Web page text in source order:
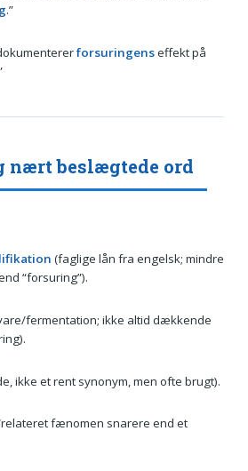
.”
forsuringenseffekt på
nært beslægtede ord
(faglige lån fra engelsk; mindre
“forsuring”).
fermentation; ikke altid dækkende
ikke et rent synonym, men ofte brugt).
fænomen snarere end et